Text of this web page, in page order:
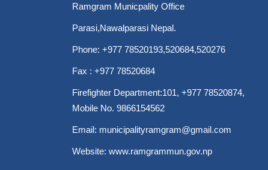
Ramgram Municpality Office
Parasi,Nawalparasi Nepal.
Phone: +977 78520193,520684,520276
Fax : +977 78520684
Firefighter Department:101, +977 78520874,
Mobile No. 9866154562
Email: municipalityramgram@gmail.com
Website: www.ramgrammun.gov.np